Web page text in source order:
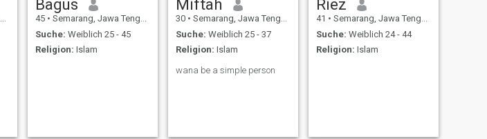
Bagus
45 • Semarang, Jawa Tengah, Indonesien
Suche: Weiblich 25 - 45
Religion: Islam
Miftah
30 • Semarang, Jawa Tengah, Indonesien
Suche: Weiblich 25 - 37
Religion: Islam
wana be a simple person
Riez
41 • Semarang, Jawa Tengah, Indonesien
Suche: Weiblich 24 - 44
Religion: Islam